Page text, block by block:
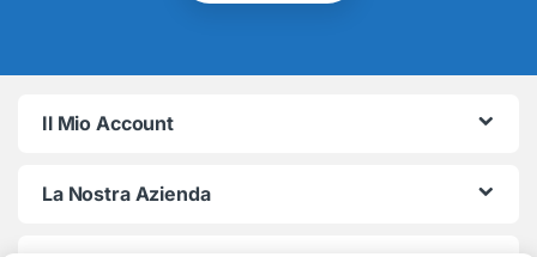
Il Mio Account
La Nostra Azienda